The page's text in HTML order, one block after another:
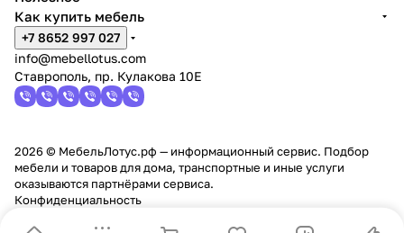
Как купить мебель
+7 8652 997 027
info@mebellotus.com
Ставрополь, пр. Кулакова 10Е
2026 © МебельЛотус.рф — информационный сервис. Подбор
мебели и товаров для дома, транспортные и иные услуги
оказываются партнёрами сервиса.
Конфиденциальность